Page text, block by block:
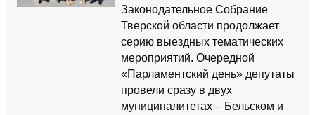
Законодательное Собрание
Тверской области продолжает
серию выездных тематических
мероприятий. Очередной
«Парламентский день» депутаты
провели сразу в двух
муниципалитетах – Бельском и